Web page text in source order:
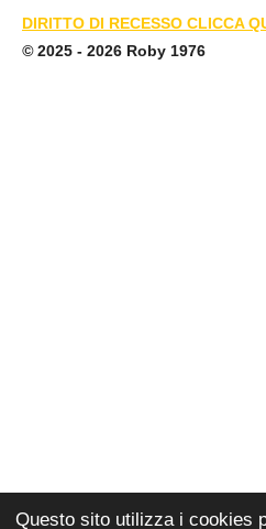
Questo sito utilizza i cookies
DIRITTO DI RECESSO CLICCA
© 2025 - 2026 Roby 1976